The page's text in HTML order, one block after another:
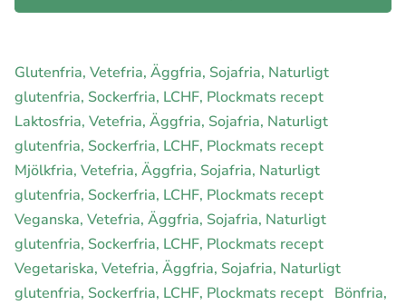
Glutenfria, Vetefria, Äggfria, Sojafria, Naturligt
glutenfria, Sockerfria, LCHF, Plockmats recept
Laktosfria, Vetefria, Äggfria, Sojafria, Naturligt
glutenfria, Sockerfria, LCHF, Plockmats recept
Mjölkfria, Vetefria, Äggfria, Sojafria, Naturligt
glutenfria, Sockerfria, LCHF, Plockmats recept
Veganska, Vetefria, Äggfria, Sojafria, Naturligt
glutenfria, Sockerfria, LCHF, Plockmats recept
Vegetariska, Vetefria, Äggfria, Sojafria, Naturligt
glutenfria, Sockerfria, LCHF, Plockmats recept Bönfria,